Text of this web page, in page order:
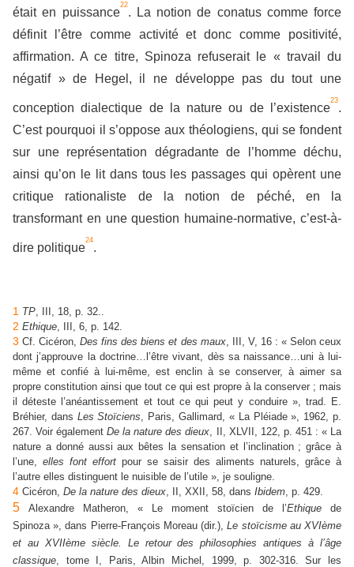
était en puissance22. La notion de conatus comme force
définit l’être comme activité et donc comme positivité,
affirmation. A ce titre, Spinoza refuserait le « travail du
négatif » de Hegel, il ne développe pas du tout une
conception dialectique de la nature ou de l’existence23.
C’est pourquoi il s’oppose aux théologiens, qui se fondent
sur une représentation dégradante de l’homme déchu,
ainsi qu’on le lit dans tous les passages qui opèrent une
critique rationaliste de la notion de péché, en la
transformant en une question humaine-normative, c’est-à-
dire politique24.
1 TP , III, 18, p. 32..
2 Ethique , III, 6, p. 142.
3 Cf. Cicéron,Des fins des biens et des maux, III, V, 16 : « Selon ceux
dont j’approuve la doctrine…l’être vivant, dès sa naissance…uni à lui-
même et confié à lui-même, est enclin à se conserver, à aimer sa
propre constitution ainsi que tout ce qui est propre à la conserver ; mais
il déteste l’anéantissement et tout ce qui peut y conduire », trad. E.
Bréhier, dans Les Stoïciens , Paris, Gallimard, « La Pléiade », 1962, p.
267. Voir égalementDe la nature des dieux , II, XLVII, 122, p. 451 : « La
nature a donné aussi aux bêtes la sensation et l’inclination ; grâce à
l’une, elles font effort pour se saisir des aliments naturels, grâce à
l’autre elles distinguent le nuisible de l’utile », je souligne.
4 Cicéron, De la nature des dieux , II, XXII, 58, dans Ibidem , p. 429.
5 Alexandre Matheron, « Le moment stoïcien de l’Ethique de
Spinoza », dans Pierre-François Moreau (dir.),Le stoïcisme au XVIème
et au XVIIème siècle. Le retour des philosophies antiques à l’âge
classique , tome I, Paris, Albin Michel, 1999, p. 302-316. Sur les